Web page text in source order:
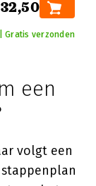
Gratis verzonden
een
volgt een